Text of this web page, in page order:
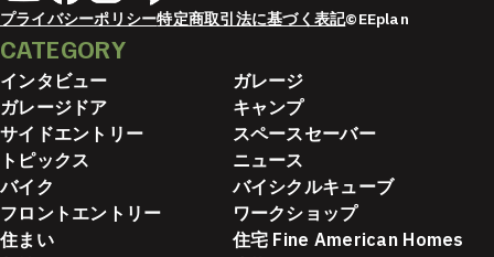
プライバシーポリシー特定商取引法に基づく表記©EEplan
CATEGORY
インタビュー
ガレージ
ガレージドア
キャンプ
サイドエントリー
スペースセーバー
トピックス
ニュース
バイク
バイシクルキューブ
フロントエントリー
ワークショップ
住まい
住宅 Fine American Homes